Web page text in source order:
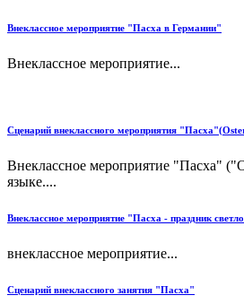
Внеклассное мероприятие "Пасха в Германии"
Внеклассное мероприятие...
Сценарий внеклассного мероприятия
Внеклассное мероприятие "Пасха"
языке....
Внеклассное мероприятие "Пасха - праздник
внеклассное мероприятие...
Сценарий внеклассного занятия "Пасха"